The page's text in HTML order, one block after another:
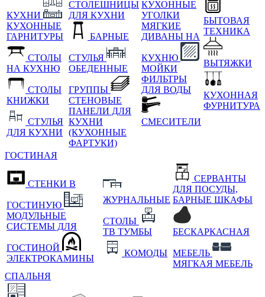
КУХНИ
КУХОННЫЕ
ГАРНИТУРЫ
СТОЛЫ
НА КУХНЮ
СТОЛЫ
КНИЖКИ
СТУЛЬЯ
ДЛЯ КУХНИ
СТОЛЕШНИЦЫ
ДЛЯ КУХНИ
БАРНЫЕ
СТУЛЬЯ
ОБЕДЕННЫЕ
ГРУППЫ
СТЕНОВЫЕ
ПАНЕЛИ ДЛЯ
КУХНИ
(КУХОННЫЕ
ФАРТУКИ)
КУХОННЫЕ
УГОЛКИ
МЯГКИЕ
ДИВАНЫ НА
КУХНЮ
МОЙКИ
ФИЛЬТРЫ
ДЛЯ ВОДЫ
СМЕСИТЕЛИ
БЫТОВАЯ
ТЕХНИКА
ВЫТЯЖКИ
КУХОННАЯ
ФУРНИТУРА
ГОСТИНАЯ
СТЕНКИ В
ГОСТИНУЮ
МОДУЛЬНЫЕ
СИСТЕМЫ ДЛЯ
ГОСТИНОЙ
ЭЛЕКТРОКАМИНЫ
ЖУРНАЛЬНЫЕ
СТОЛЫ
ТВ ТУМБЫ
КОМОДЫ
СЕРВАНТЫ
ДЛЯ ПОСУДЫ,
БАРНЫЕ ШКАФЫ
БЕСКАРКАСНАЯ
МЕБЕЛЬ
МЯГКАЯ МЕБЕЛЬ
СПАЛЬНЯ